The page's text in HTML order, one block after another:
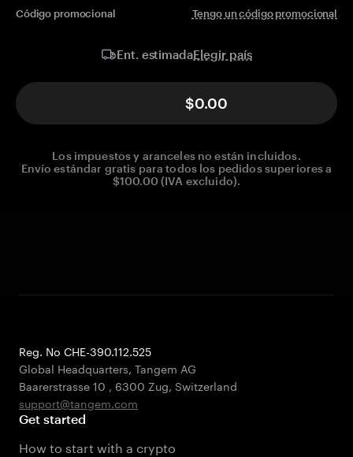
Código promocional Tengo un código promocional
Ent. estimadaElegir país
$0.00
Los impuestos y aranceles no están incluidos.
Envío estándar gratis para todos los pedidos superiores a
$100.00 (IVA excluido).
Reg. No CHE-390.112.525
Global Headquarters, Tangem AG
Baarerstrasse 10 , 6300 Zug, Switzerland
support@tangem.com
Get started
How to start with a crypto